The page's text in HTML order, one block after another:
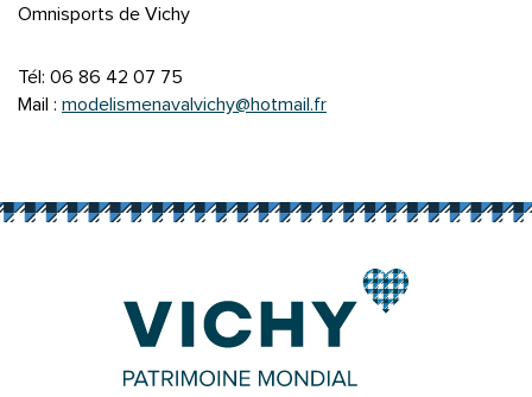
Omnisports de Vichy
Tél: 06 86 42 07 75
Mail : modelismenavalvichy@hotmail.fr